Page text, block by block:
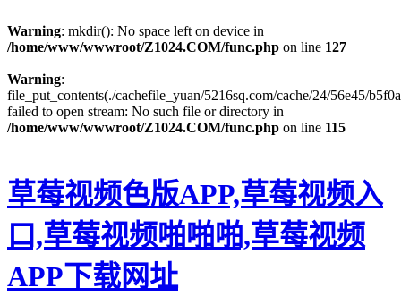
Warning: mkdir(): No space left on device in
/home/www/wwwroot/Z1024.COM/func.php on line 127
Warning:
file_put_contents(./cachefile_yuan/5216sq.com/cache/24/56e45/
failed to open stream: No such file or directory in
/home/www/wwwroot/Z1024.COM/func.php on line 115
草莓视频色版APP,草莓视频入
口,草莓视频啪啪啪,草莓视频
APP下载网址